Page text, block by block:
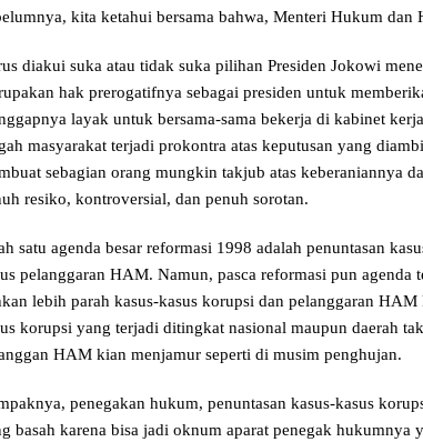
kita ketahui bersama bahwa, Menteri Hukum
diakui suka atau tidak suka pilihan Presiden Jokowi
hak prerogatifnya sebagai presiden untuk
layak untuk bersama-sama bekerja di kabinet
masyarakat terjadi prokontra atas keputusan yang
sebagian orang mungkin takjub atas keberaniannya
resiko, kontroversial, dan penuh sorotan.
satu agenda besar reformasi 1998 adalah penuntasan
pelanggaran HAM. Namun, pasca reformasi pun agenda
lebih parah kasus-kasus korupsi dan pelanggaran
korupsi yang terjadi ditingkat nasional maupun daerah
HAM kian menjamur seperti di musim penghujan.
penegakan hukum, penuntasan kasus-kasus
basah karena bisa jadi oknum aparat penegak hukumnya